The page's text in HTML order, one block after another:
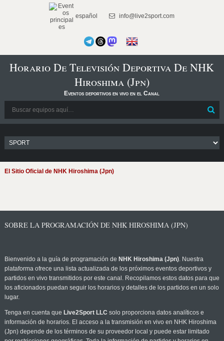
español info@live2sport.com
Horario De Televisión Deportiva De NHK
Hiroshima (Jpn)
Eventos deportivos en vivo en el Canal
El Sitio Oficial de NHK Hiroshima (Jpn)
SOBRE LA PROGRAMACIÓN DE NHK HIROSHIMA (JPN)
Bienvenido a la guía de programación de NHK Hiroshima (Jpn). Nuestra
plataforma ofrece una lista actualizada de los próximos eventos deportivos y
partidos en vivo transmitidos por este canal. Recopilamos estos datos para que
los aficionados puedan seguir los horarios y detalles de los partidos en un solo
lugar.
Tenga en cuenta que Live2Sport LLC solo proporciona datos analíticos e
información de horarios. El acceso a la transmisión en vivo en NHK Hiroshima
(Jpn) depende de los términos de su proveedor local y puede estar limitado